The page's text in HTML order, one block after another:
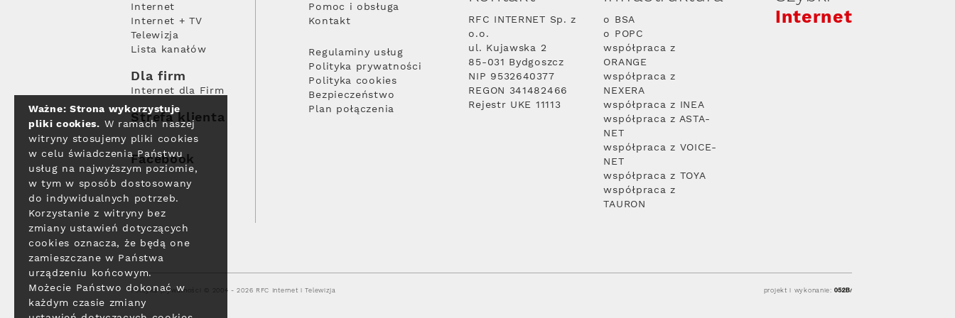
Internet
Internet + TV
Telewizja
Lista kanałów
Dla firm
Internet dla Firm
Strefa klienta
Facebook
Pomoc i obsługa
Kontakt
Regulaminy usług
Polityka prywatności
Polityka cookies
Bezpieczeństwo
Plan połączenia
RFC INTERNET Sp. z
o.o.
ul. Kujawska 2
85-031 Bydgoszcz
NIP 9532640377
REGON 341482466
Rejestr UKE 11113
o BSA
o POPC
współpraca z
ORANGE
współpraca z
NEXERA
współpraca z INEA
współpraca z ASTA-
NET
współpraca z VOICE-
NET
współpraca z TOYA
współpraca z
TAURON
Internet
Polityka prywatności © 2004 - 2026 RFC Internet i Telewizja projekt i wykonanie:
Ważne: Strona wykorzystuje
pliki cookies. W ramach naszej
witryny stosujemy pliki cookies
w celu świadczenia Państwu
usług na najwyższym poziomie,
w tym w sposób dostosowany
do indywidualnych potrzeb.
Korzystanie z witryny bez
zmiany ustawień dotyczących
cookies oznacza, że będą one
zamieszczane w Państwa
urządzeniu końcowym.
Możecie Państwo dokonać w
każdym czasie zmiany